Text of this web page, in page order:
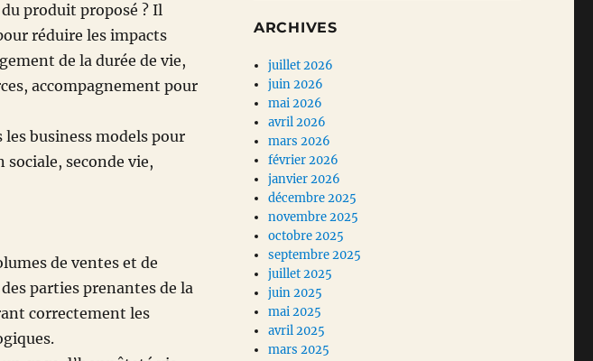
produit proposé ? Il
réduire les impacts
de la durée de vie,
accompagnement pour
business models pour
seconde vie,
de ventes et de
parties prenantes de la
correctement les
ARCHIVES
juillet 2026
juin 2026
mai 2026
avril 2026
mars 2026
février 2026
janvier 2026
décembre 2025
novembre 2025
octobre 2025
septembre 2025
juillet 2025
juin 2025
mai 2025
avril 2025
mars 2025